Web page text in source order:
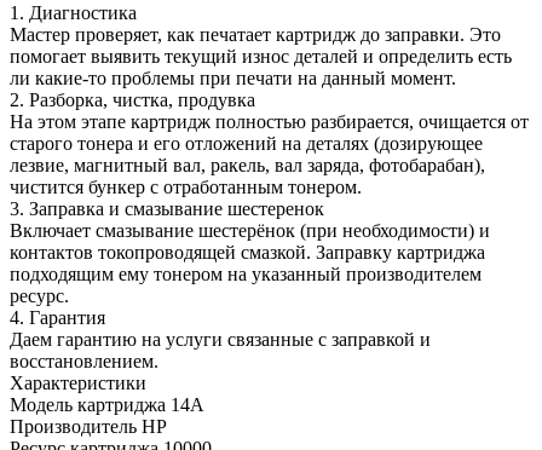
1. Диагностика
Мастер проверяет, как печатает картридж до заправки. Это
помогает выявить текущий износ деталей и определить есть
ли какие-то проблемы при печати на данный момент.
2. Разборка, чистка, продувка
На этом этапе картридж полностью разбирается, очищается от
старого тонера и его отложений на деталях (дозирующее
лезвие, магнитный вал, ракель, вал заряда, фотобарабан),
чистится бункер с отработанным тонером.
3. Заправка и смазывание шестеренок
Включает смазывание шестерёнок (при необходимости) и
контактов токопроводящей смазкой. Заправку картриджа
подходящим ему тонером на указанный производителем
ресурс.
4. Гарантия
Даем гарантию на услуги связанные с заправкой и
восстановлением.
Характеристики
Модель картриджа 14A
Производитель HP